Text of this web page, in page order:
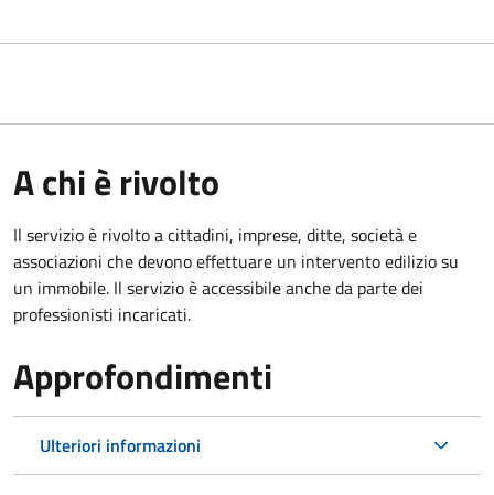
A chi è rivolto
Il servizio è rivolto a cittadini, imprese, ditte, società e
associazioni che devono effettuare un intervento edilizio su
un immobile. Il servizio è accessibile anche da parte dei
professionisti incaricati.
Approfondimenti
Ulteriori informazioni